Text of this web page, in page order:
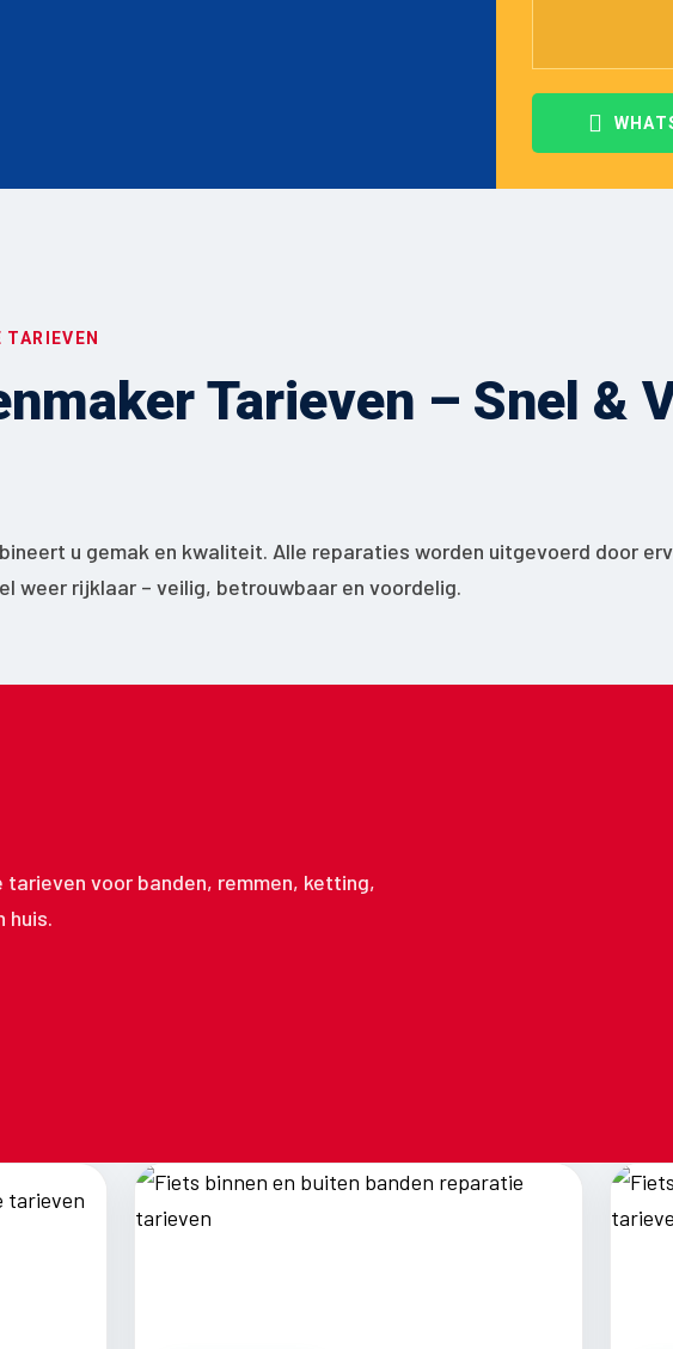
Tarieven – Snel &
u gemak en kwaliteit. Alle reparaties worden uitgevoerd door
weer rijklaar – veilig, betrouwbaar en voordelig.
voor banden, remmen, ketting,
huis.